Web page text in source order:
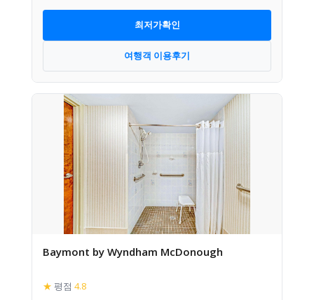
최저가확인
여행객 이용후기
Baymont by Wyndham McDonough
★ 평점 4.8